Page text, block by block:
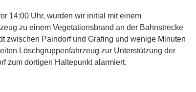
14:00 Uhr, wurden wir initial mit einem
zu einem Vegetationsbrand an der Bahnstrecke
zwischen Paindorf und Grafing und wenige Minuten
Löschgruppenfahrzeug zur Unterstützung der
zum dortigen Haltepunkt alarmiert.